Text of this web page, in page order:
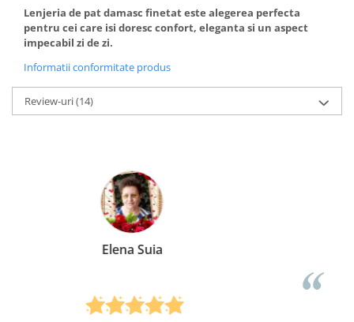
Lenjeria de pat damasc finetat este alegerea perfecta
pentru cei care isi doresc confort, eleganta si un aspect
impecabil zi de zi.
Informatii conformitate produs
Review-uri(14)